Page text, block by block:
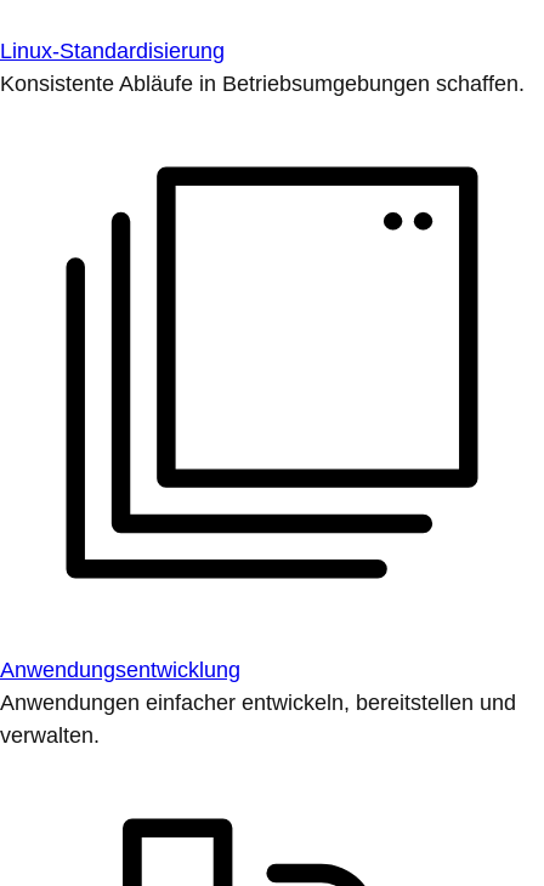
Linux-Standardisierung
Konsistente Abläufe in Betriebsumgebungen schaffen.
Anwendungsentwicklung
Anwendungen einfacher entwickeln, bereitstellen und
verwalten.